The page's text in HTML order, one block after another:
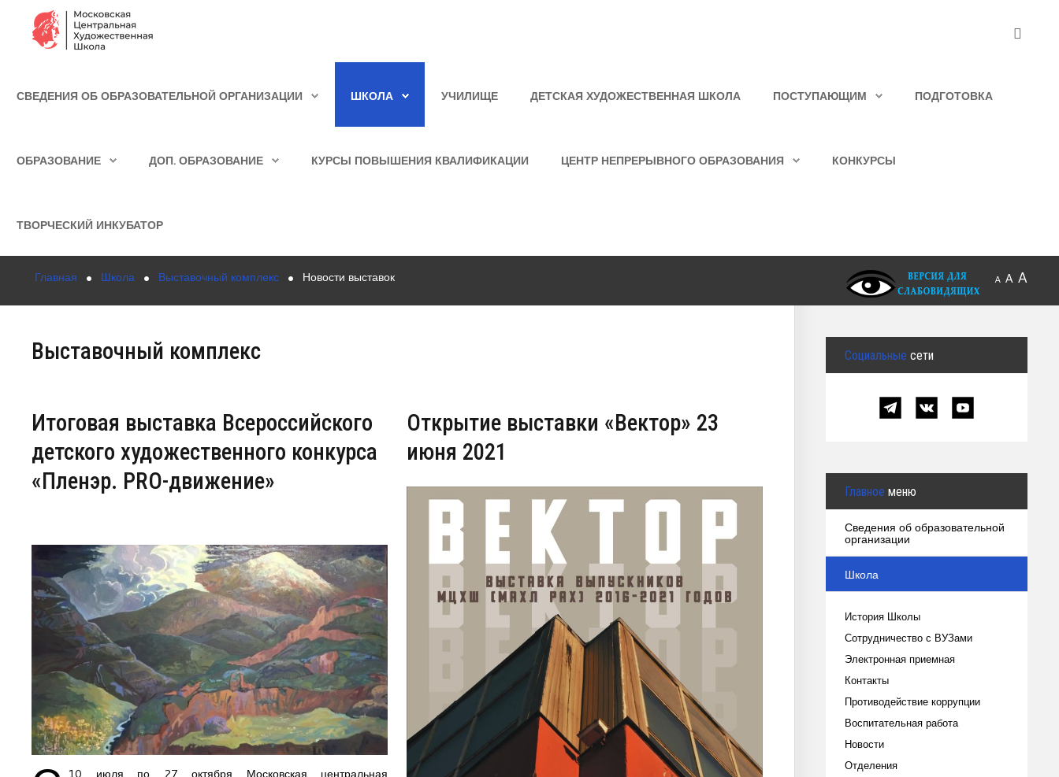
Образование
Курсы повышения квалификации
Конкурсы
Творческий инкубатор
СВЕДЕНИЯ ОБ ОБРАЗОВАТЕЛЬНОЙ ОРГАНИЗАЦИИ ШКОЛА УЧИЛИЩЕ ДЕТСКАЯ ХУДОЖЕСТВЕННАЯ ШКОЛА ПОСТУПАЮЩИМ ПОДГОТОВКА
ОБРАЗОВАНИЕ ДОП. ОБРАЗОВАНИЕ КУРСЫ ПОВЫШЕНИЯ КВАЛИФИКАЦИИ ЦЕНТР НЕПРЕРЫВНОГО ОБРАЗОВАНИЯ КОНКУРСЫ
ТВОРЧЕСКИЙ ИНКУБАТОР
Главная Школа Выставочный комплекс Новости выставок A A A
Выставочный комплекс
Итоговая выставка Всероссийского
детского художественного конкурса
«Пленэр. PRO-движение»
10 июля по 27 октября Московская центральная
Открытие выставки «Вектор» 23
июня 2021
Социальные сети
Главное меню
Сведения об образовательной
организации
Школа
История Школы
Сотрудничество с ВУЗами
Электронная приемная
Контакты
Противодействие коррупции
Воспитательная работа
Новости
Отделения